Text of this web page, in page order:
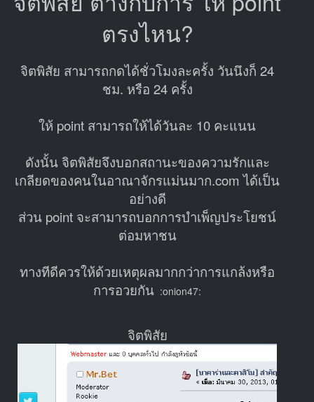
ตรงไหน?
จิตพิสัย สามารถกดได้ชั่วโมงละครั้ง วันนึงก็ 24
ชม. หรือ 24 ครั้ง
ให้ point สามารถให้ได้วันละ 10 คะแนน
ดังนั้น จิตพิสัยจึงบอกสถานะของความรักและ
เกลียดของคนในอาณาจักรแม่นมาก.com ได้เป็น
อย่างดี
ส่วน point จะสามารถบอกการบำเพ็ญประโยชน์
ต่อมหาชน
ทางทีดีควรให้ด้วยเหตุผลมากกว่าการแกล้งหรือ
การอวยกัน :onion47:
จิตพิสัย